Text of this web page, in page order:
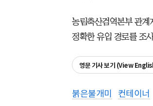
농림축산검역본부 관계
정확한 유입 경로를 조
영문 기사 보기 (View
붉은불개미 컨테이너